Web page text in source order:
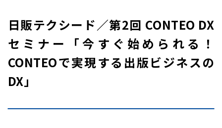
日販テクシード／第2回 CONTEO DX
セミナー「今すぐ始められる！
CONTEOで実現する出版ビジネスの
DX」